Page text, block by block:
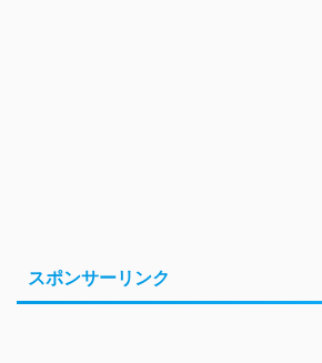
スポンサーリンク